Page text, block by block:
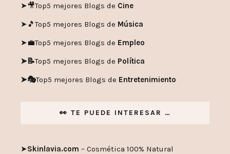
➤🎥Top5 mejores Blogs de Cine
➤🎵Top5 mejores Blogs de Música
➤💼Top5 mejores Blogs de Empleo
➤📝Top5 mejores Blogs de Política
➤🎭Top5 mejores Blogs de Entretenimiento
👀 TE PUEDE INTERESAR …
➤Skinlavia.com – Cosmética 100% Natural